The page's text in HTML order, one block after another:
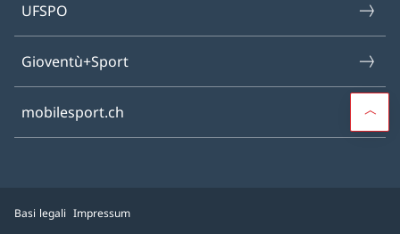
UFSPO
Gioventù+Sport
mobilesport.ch
Basi legali Impressum